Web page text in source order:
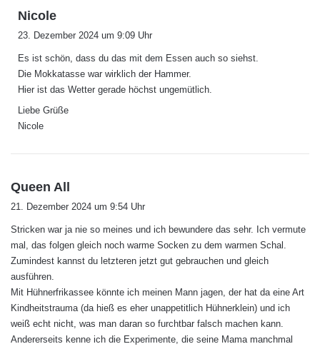
Nicole
t
:
23. Dezember 2024 um 9:09 Uhr
Es ist schön, dass du das mit dem Essen auch so siehst.
Die Mokkatasse war wirklich der Hammer.
Hier ist das Wetter gerade höchst ungemütlich.
Liebe Grüße
Nicole
Queen All
a
t
:
21. Dezember 2024 um 9:54 Uhr
Stricken war ja nie so meines und ich bewundere das sehr. Ich vermute
mal, das folgen gleich noch warme Socken zu dem warmen Schal.
Zumindest kannst du letzteren jetzt gut gebrauchen und gleich
ausführen.
Mit Hühnerfrikassee könnte ich meinen Mann jagen, der hat da eine Art
Kindheitstrauma (da hieß es eher unappetitlich Hühnerklein) und ich
weiß echt nicht, was man daran so furchtbar falsch machen kann.
Andererseits kenne ich die Experimente, die seine Mama manchmal